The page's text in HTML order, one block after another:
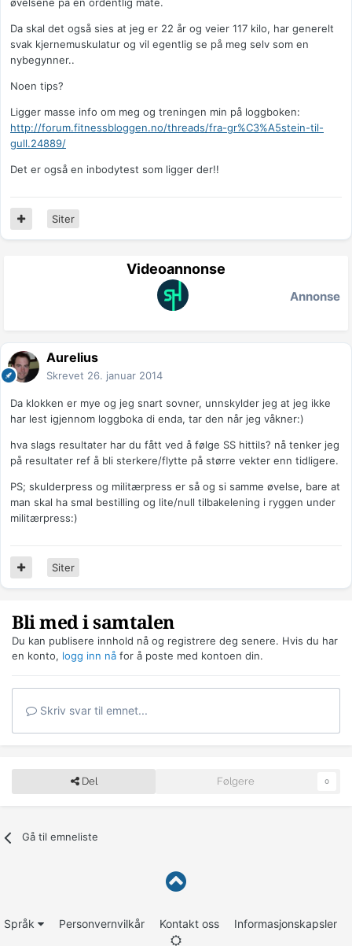
øvelsene på en ordentlig måte.
Da skal det også sies at jeg er 22 år og veier 117 kilo, har generelt
svak kjernemuskulatur og vil egentlig se på meg selv som en
nybegynner..
Noen tips?
Ligger masse info om meg og treningen min på loggboken:
http://forum.fitnessbloggen.no/threads/fra-gr%C3%A5stein-til-
gull.24889/
Det er også en inbodytest som ligger der!!
Siter
Videoannonse
Annonse
Aurelius
Skrevet 26. januar 2014
Da klokken er mye og jeg snart sovner, unnskylder jeg at jeg ikke
har lest igjennom loggboka di enda, tar den når jeg våkner:)
hva slags resultater har du fått ved å følge SS hittils? nå tenker jeg
på resultater ref å bli sterkere/flytte på større vekter enn tidligere.
PS; skulderpress og militærpress er så og si samme øvelse, bare at
man skal ha smal bestilling og lite/null tilbakelening i ryggen under
militærpress:)
Siter
Bli med i samtalen
Du kan publisere innhold nå og registrere deg senere. Hvis du har
en konto, logg inn nå for å poste med kontoen din.
Skriv svar til emnet...
Del Følgere 0
Gå til emneliste
Språk Personvernvilkår Kontakt oss Informasjonskapsler